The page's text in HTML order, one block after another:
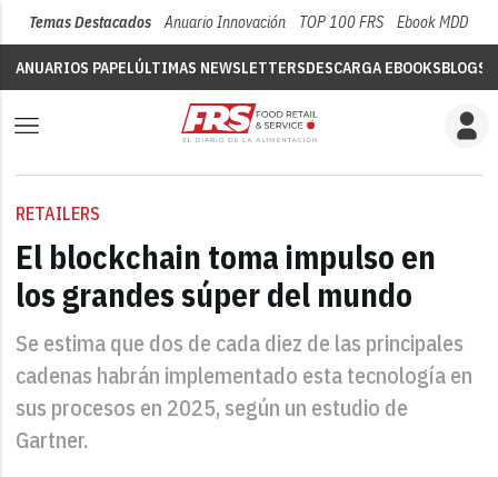
Temas Destacados Anuario Innovación TOP 100 FRS Ebook MDD
ANUARIOS PAPELÚLTIMAS NEWSLETTERSDESCARGA EBOOKSBLOGS
RETAILERS
El blockchain toma impulso en
los grandes súper del mundo
Se estima que dos de cada diez de las principales
cadenas habrán implementado esta tecnología en
sus procesos en 2025, según un estudio de
Gartner.